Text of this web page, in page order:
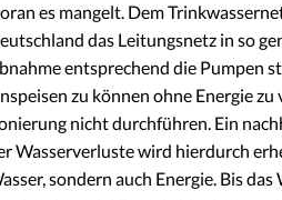
es mangelt. Dem
das Leitungsnetz in so
entsprechend die Pumpen
zu können ohne Energie
nicht durchführen. Ein
Wasserverluste wird hierdurch
sondern auch Energie. Bis